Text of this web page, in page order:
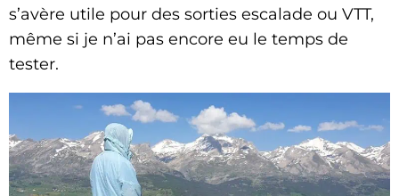
s’avère utile pour des sorties escalade ou VTT,
même si je n’ai pas encore eu le temps de
tester.